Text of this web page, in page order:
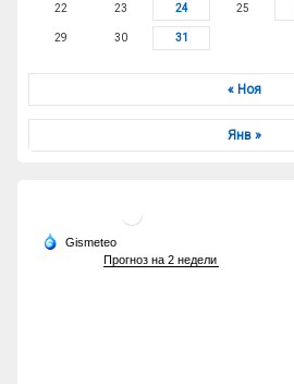
22 23 24 25
29 30 31
« Ноя
Янв »